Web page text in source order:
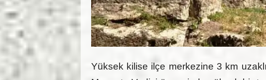
Yüksek kilise ilçe merkezine 3 km